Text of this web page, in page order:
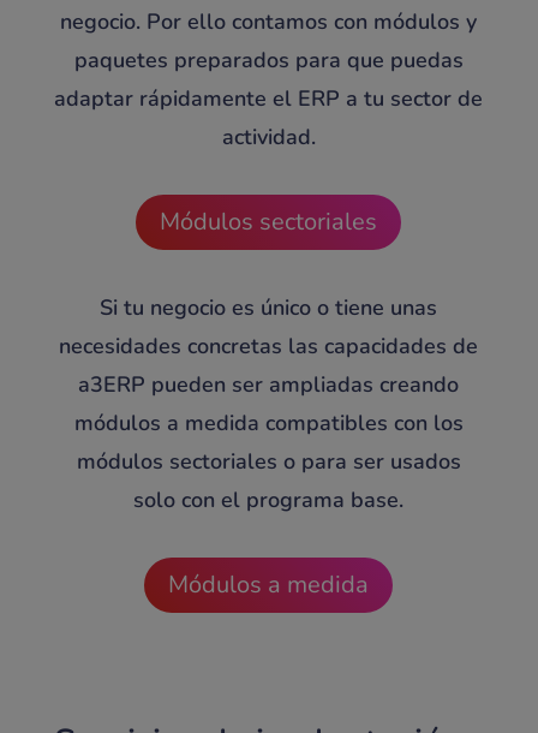
negocio. Por ello contamos con módulos y
paquetes preparados para que puedas
adaptar rápidamente el ERP a tu sector de
actividad.
Módulos sectoriales
Si tu negocio es único o tiene unas
necesidades concretas las capacidades de
a3ERP pueden ser ampliadas creando
módulos a medida compatibles con los
módulos sectoriales o para ser usados
solo con el programa base.
Módulos a medida